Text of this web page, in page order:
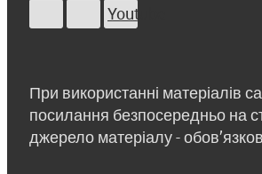
Youtube
При використанні матеріалів
посилання безпосередньо на
джерело матеріалу -